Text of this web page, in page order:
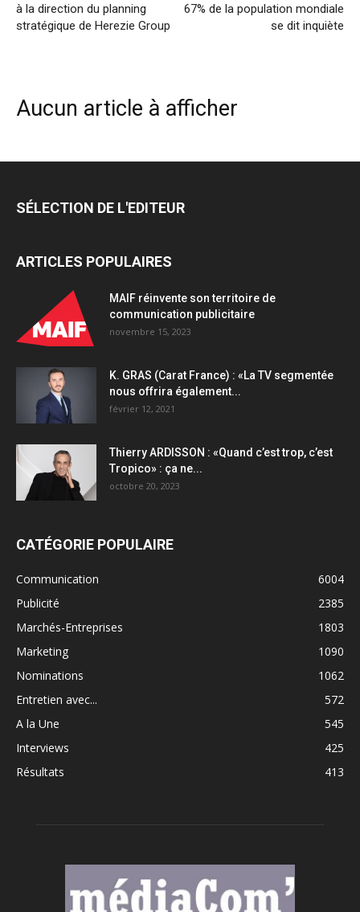
à la direction du planning
stratégique de Herezie Group
67% de la population mondiale
se dit inquiète
Aucun article à afficher
SÉLECTION DE L'EDITEUR
ARTICLES POPULAIRES
MAIF réinvente son territoire de
communication publicitaire
novembre 15, 2023
K. GRAS (Carat France) : «La TV segmentée
nous offrira également...
février 12, 2021
Thierry ARDISSON : «Quand c’est trop, c’est
Tropico» : ça ne...
octobre 20, 2023
CATÉGORIE POPULAIRE
Communication
6004
Publicité
2385
Marchés-Entreprises
1803
Marketing
1090
Nominations
1062
Entretien avec...
572
A la Une
545
Interviews
425
Résultats
413